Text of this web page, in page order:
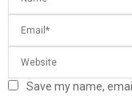
Save my name,